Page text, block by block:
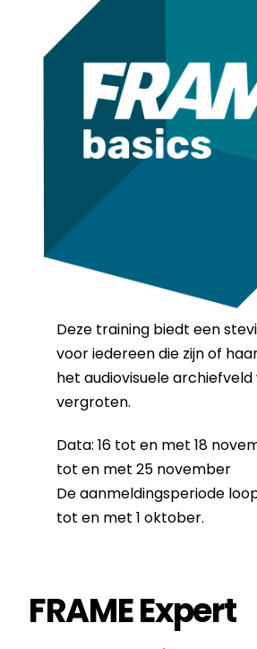
Deze training biedt een
voor iedereen die zijn of
het audiovisuele archiefveld
vergroten.
Data: 16 tot en met 18
tot en met 25 november
De aanmeldingsperiode
tot en met 1 oktober.
FRAME Expert